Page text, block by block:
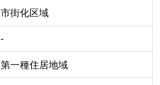
市街化区域
-
第一種住居地域